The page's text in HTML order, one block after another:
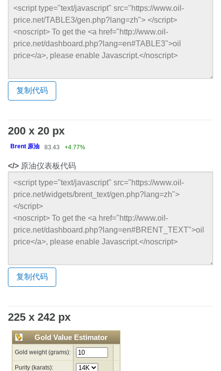
复制代码
200 x 20 px
Brent 原油 83.43 +4.77%
</> 原油仪表板代码
复制代码
225 x 242 px